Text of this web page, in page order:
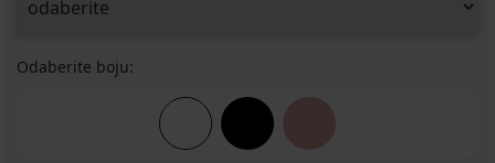
Odaberite boju: